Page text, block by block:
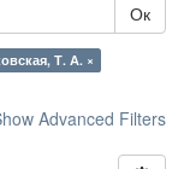
Ок
Т. А. ×
Advanced Filters